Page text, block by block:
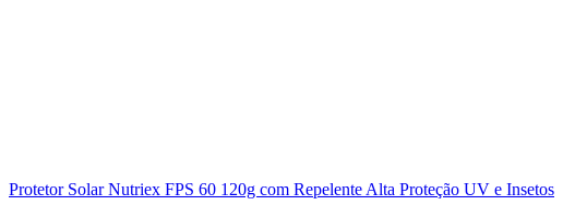
Protetor Solar Nutriex FPS 60 120g com Repelente Alta Proteção UV e Insetos